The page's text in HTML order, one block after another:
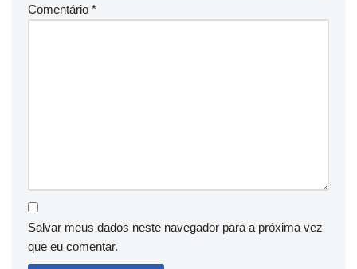
Comentário *
Salvar meus dados neste navegador para a próxima vez
que eu comentar.